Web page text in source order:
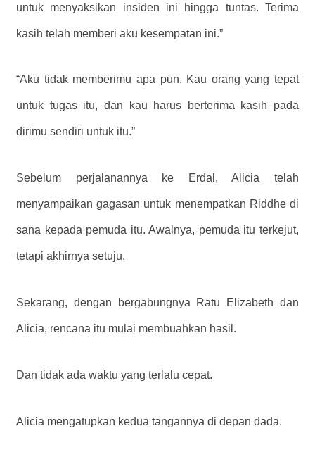
untuk menyaksikan insiden ini hingga tuntas. Terima
kasih telah memberi aku kesempatan ini.”
“Aku tidak memberimu apa pun. Kau orang yang tepat
untuk tugas itu, dan kau harus berterima kasih pada
dirimu sendiri untuk itu.”
Sebelum perjalanannya ke Erdal, Alicia telah
menyampaikan gagasan untuk menempatkan Riddhe di
sana kepada pemuda itu. Awalnya, pemuda itu terkejut,
tetapi akhirnya setuju.
Sekarang, dengan bergabungnya Ratu Elizabeth dan
Alicia, rencana itu mulai membuahkan hasil.
Dan tidak ada waktu yang terlalu cepat.
Alicia mengatupkan kedua tangannya di depan dada.